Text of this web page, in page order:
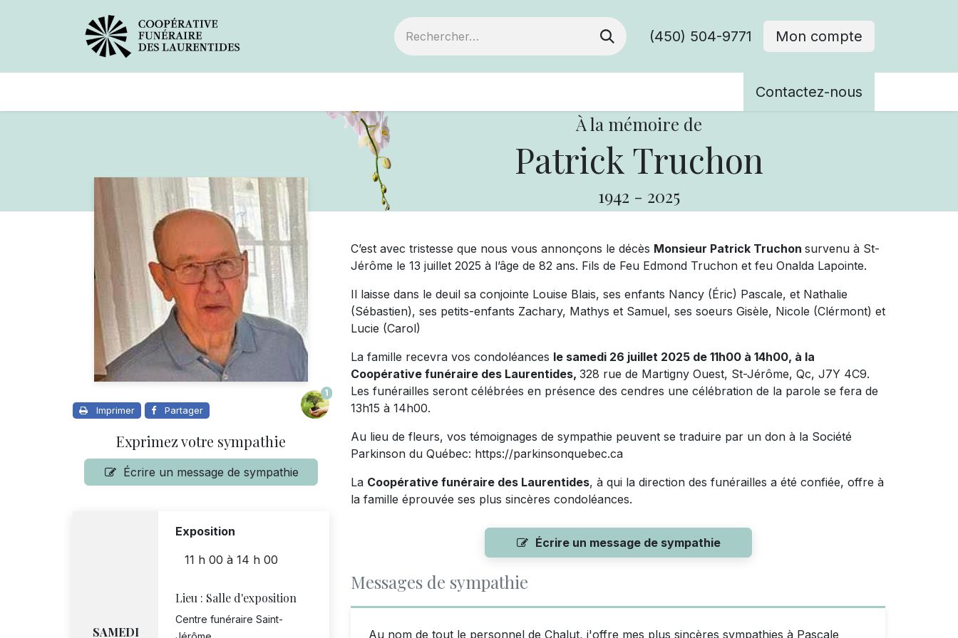
(450) 504-9771 Mon compte
Contactez-nous
À la mémoire de
Patrick Truchon
1942 - 2025
Imprimer Partager
1
Exprimez votre sympathie
Écrire un message de sympathie
SAMEDI
Exposition
11 h 00 à 14 h 00
Lieu : Salle d'exposition
Centre funéraire Saint-
C’est avec tristesse que nous vous annonçons le décès Monsieur Patrick Truchon survenu à St-
Jérôme le 13 juillet 2025 à l’âge de 82 ans. Fils de Feu Edmond Truchon et feu Onalda Lapointe.
Il laisse dans le deuil sa conjointe Louise Blais, ses enfants Nancy (Éric) Pascale, et Nathalie
(Sébastien), ses petits-enfants Zachary, Mathys et Samuel, ses soeurs Gisèle, Nicole (Clérmont) et
Lucie (Carol)
La famille recevra vos condoléances le samedi 26 juillet 2025 de 11h00 à 14h00, à la
Coopérative funéraire des Laurentides, 328 rue de Martigny Ouest, St-Jérôme, Qc, J7Y 4C9.
Les funérailles seront célébrées en présence des cendres une célébration de la parole se fera de
13h15 à 14h00.
Au lieu de fleurs, vos témoignages de sympathie peuvent se traduire par un don à la Société
Parkinson du Québec: https://parkinsonquebec.ca
La Coopérative funéraire des Laurentides, à qui la direction des funérailles a été confiée, offre à
la famille éprouvée ses plus sincères condoléances.
Écrire un message de sympathie
Messages de sympathie
Au nom de tout le personnel de Chalut, j'offre mes plus sincères sympathies à Pascale